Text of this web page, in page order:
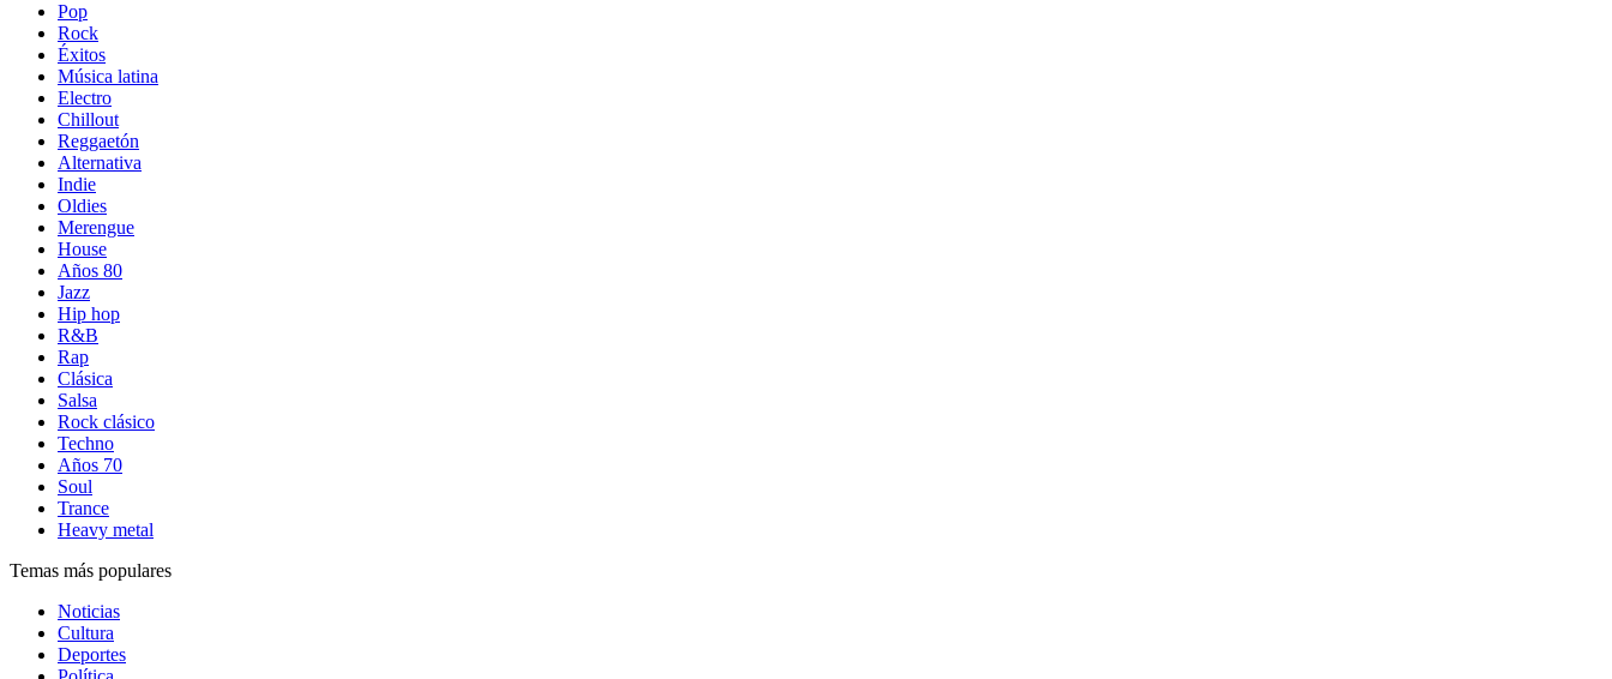
Pop
Rock
Éxitos
Música latina
Electro
Chillout
Reggaetón
Alternativa
Indie
Oldies
Merengue
House
Años 80
Jazz
Hip hop
R&B
Rap
Clásica
Salsa
Rock clásico
Techno
Años 70
Soul
Trance
Heavy metal
Temas más populares
Noticias
Cultura
Deportes